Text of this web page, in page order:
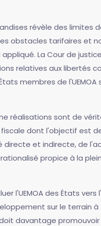
révèle des limites
obstacles tarifaires et
La Cour de justice
relatives aux libertés
membres de l'UEMOA
réalisations sont de
dont l'objectif est
directe et indirecte, de
propice à la
l'UEMOA des États vers
sur le terrain à
davantage